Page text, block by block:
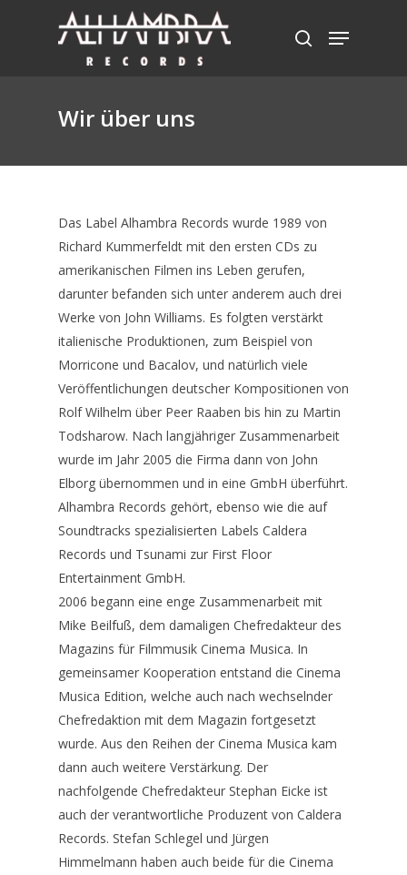
Hit enter to search or ESC to close
Wir über uns
Das Label Alhambra Records wurde 1989 von
Richard Kummerfeldt mit den ersten CDs zu
amerikanischen Filmen ins Leben gerufen,
darunter befanden sich unter anderem auch drei
Werke von John Williams. Es folgten verstärkt
italienische Produktionen, zum Beispiel von
Morricone und Bacalov, und natürlich viele
Veröffentlichungen deutscher Kompositionen von
Rolf Wilhelm über Peer Raaben bis hin zu Martin
Todsharow. Nach langjähriger Zusammenarbeit
wurde im Jahr 2005 die Firma dann von John
Elborg übernommen und in eine GmbH überführt.
Alhambra Records gehört, ebenso wie die auf
Soundtracks spezialisierten Labels Caldera
Records und Tsunami zur First Floor
Entertainment GmbH.
2006 begann eine enge Zusammenarbeit mit
Mike Beilfuß, dem damaligen Chefredakteur des
Magazins für Filmmusik Cinema Musica. In
gemeinsamer Kooperation entstand die Cinema
Musica Edition, welche auch nach wechselnder
Chefredaktion mit dem Magazin fortgesetzt
wurde. Aus den Reihen der Cinema Musica kam
dann auch weitere Verstärkung. Der
nachfolgende Chefredakteur Stephan Eicke ist
auch der verantwortliche Produzent von Caldera
Records. Stefan Schlegel und Jürgen
Himmelmann haben auch beide für die Cinema